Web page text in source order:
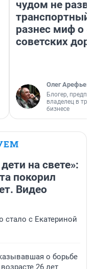
чудом не
транспортный
разнес миф о
советских
Олег Арефьев
Блогер,
владелец в
бизнесе
на свете»:
покорил
Видео
стало с Екатериной
о борьбе
26 лет